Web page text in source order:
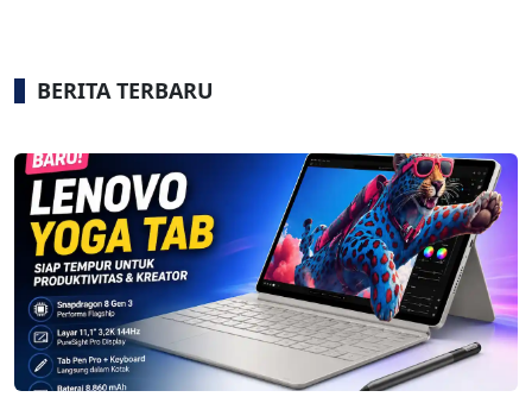
BERITA TERBARU